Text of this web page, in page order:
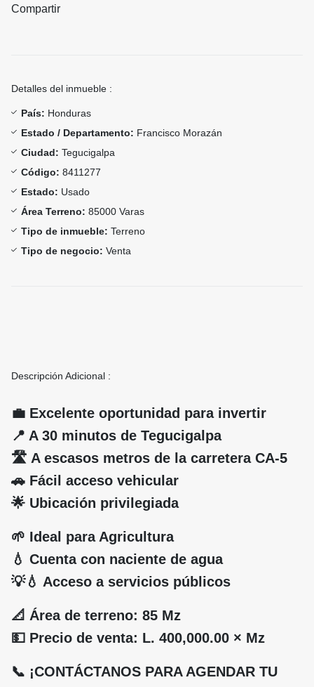
Compartir
Detalles del inmueble :
País: Honduras
Estado / Departamento: Francisco Morazán
Ciudad: Tegucigalpa
Código: 8411277
Estado: Usado
Área Terreno: 85000 Varas
Tipo de inmueble: Terreno
Tipo de negocio: Venta
Descripción Adicional :
💼 Excelente oportunidad para invertir
📍 A 30 minutos de Tegucigalpa
🛣️ A escasos metros de la carretera CA-5
🚗 Fácil acceso vehicular
🌟 Ubicación privilegiada
🌱 Ideal para Agricultura
💧 Cuenta con naciente de agua
💡💧 Acceso a servicios públicos
📐 Área de terreno: 85 Mz
💵 Precio de venta: L. 400,000.00 × Mz
📞 ¡CONTÁCTANOS PARA AGENDAR TU